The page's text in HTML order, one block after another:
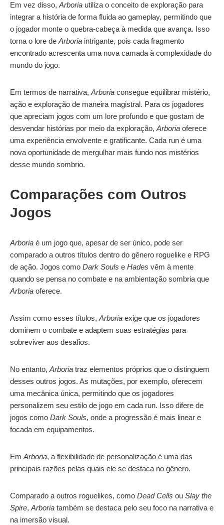
Em vez disso, Arboria utiliza o conceito de exploração para
integrar a história de forma fluida ao gameplay, permitindo que
o jogador monte o quebra-cabeça à medida que avança. Isso
torna o lore de Arboria intrigante, pois cada fragmento
encontrado acrescenta uma nova camada à complexidade do
mundo do jogo.
Em termos de narrativa, Arboria consegue equilibrar mistério,
ação e exploração de maneira magistral. Para os jogadores
que apreciam jogos com um lore profundo e que gostam de
desvendar histórias por meio da exploração, Arboria oferece
uma experiência envolvente e gratificante. Cada run é uma
nova oportunidade de mergulhar mais fundo nos mistérios
desse mundo sombrio.
Comparações com Outros
Jogos
Arboria é um jogo que, apesar de ser único, pode ser
comparado a outros títulos dentro do gênero roguelike e RPG
de ação. Jogos como Dark Souls e Hades vêm à mente
quando se pensa no combate e na ambientação sombria que
Arboria oferece.
Assim como esses títulos, Arboria exige que os jogadores
dominem o combate e adaptem suas estratégias para
sobreviver aos desafios.
No entanto, Arboria traz elementos próprios que o distinguem
desses outros jogos. As mutações, por exemplo, oferecem
uma mecânica única, permitindo que os jogadores
personalizem seu estilo de jogo em cada run. Isso difere de
jogos como Dark Souls, onde a progressão é mais linear e
focada em equipamentos.
Em Arboria, a flexibilidade de personalização é uma das
principais razões pelas quais ele se destaca no gênero.
Comparado a outros roguelikes, como Dead Cells ou Slay the
Spire, Arboria também se destaca pelo seu foco na narrativa e
na imersão visual.